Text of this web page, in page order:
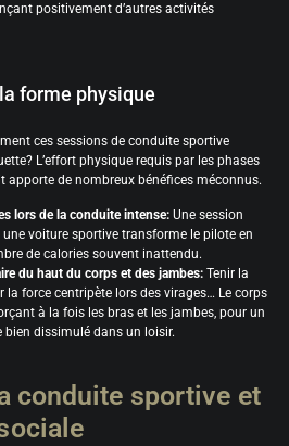
positivement d’autres activités
forme physique
ces sessions de conduite sportive
L’effort physique requis par les phases
apporte de nombreux bénéfices méconnus.
lors de la conduite intense: Une session
voiture sportive transforme le pilote en
de calories souvent inattendu.
du haut du corps et des jambes: Tenir la
la force centripète lors des virages… Le corps
à la fois les bras et les jambes, pour un
dissimulé dans un loisir.
conduite sportive et